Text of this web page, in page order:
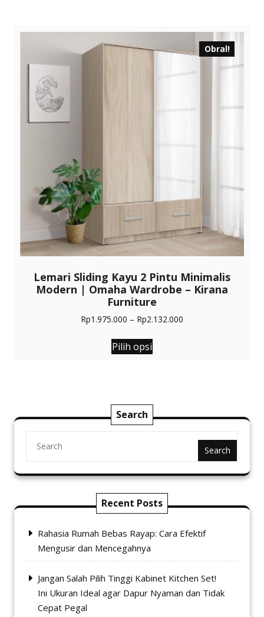
varian.
Obral!
Lemari Sliding Kayu 2 Pintu Minimalis
Modern | Omaha Wardrobe – Kirana
Furniture
Rp1.975.000 – Rp2.132.000
Pilih opsi
Produk
Pilihan
ini
dapat
di
halaman
produk
Search
Search
Recent Posts
Rahasia Rumah Bebas Rayap: Cara Efektif
Mengusir dan Mencegahnya
Jangan Salah Pilih Tinggi Kabinet Kitchen Set!
Ini Ukuran Ideal agar Dapur Nyaman dan Tidak
Cepat Pegal